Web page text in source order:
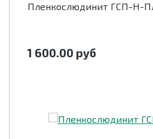
Пленкослюдинит ГСП-Н-
1 600.00 руб